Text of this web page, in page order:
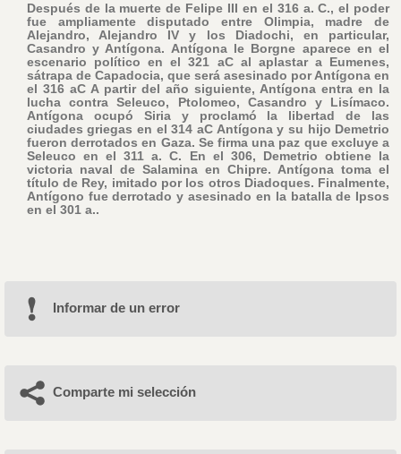
Después de la muerte de Felipe III en el 316 a. C., el poder
fue ampliamente disputado entre Olimpia, madre de
Alejandro, Alejandro IV y los Diadochi, en particular,
Casandro y Antígona. Antígona le Borgne aparece en el
escenario político en el 321 aC al aplastar a Eumenes,
sátrapa de Capadocia, que será asesinado por Antígona en
el 316 aC A partir del año siguiente, Antígona entra en la
lucha contra Seleuco, Ptolomeo, Casandro y Lisímaco.
Antígona ocupó Siria y proclamó la libertad de las
ciudades griegas en el 314 aC Antígona y su hijo Demetrio
fueron derrotados en Gaza. Se firma una paz que excluye a
Seleuco en el 311 a. C. En el 306, Demetrio obtiene la
victoria naval de Salamina en Chipre. Antígona toma el
título de Rey, imitado por los otros Diadoques. Finalmente,
Antígono fue derrotado y asesinado en la batalla de Ipsos
en el 301 a..
Informar de un error
Comparte mi selección